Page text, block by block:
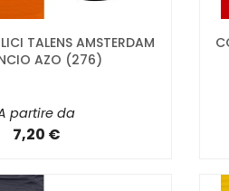
TALENS AMSTERDAM
AZO (276)
partire da
7,20 €